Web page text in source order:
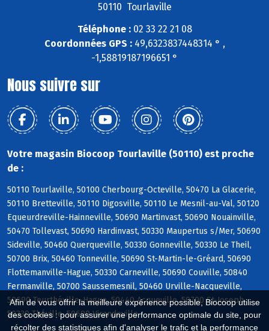
Afin de vous offrir la meilleure expérience possible, Biocoop utilise
des cookies : pour assurer une performance optimale du site, pour
récolter des statistiques afin d'analyser le trafic et la performance
50110 Tourlaville
Téléphone :02 33 22 21 08
Coordonnées GPS :49,6323837448314 ° ,
-1,58819187196651 °
Nous suivre sur
Votre magasin Biocoop Tourlaville (50110) est proche
de :
50110 Tourlaville, 50100 Cherbourg-Octeville, 50470 La Glacerie,
50110 Bretteville, 50110 Digosville, 50110 Le Mesnil-au-Val, 50120
Equeurdreville-Hainneville, 50690 Martinvast, 50690 Nouainville,
50470 Tollevast, 50690 Hardinvast, 50330 Maupertus s/Mer, 50690
Sideville, 50460 Querqueville, 50330 Gonneville, 50330 Le Theil,
50700 Brix, 50460 Tonneville, 50690 St-Martin-le-Gréard, 50690
Flottemanville-Hague, 50330 Carneville, 50690 Couville, 50840
Fermanville, 50700 Saussemesnil, 50460 Urville-Nacqueville,
50690 Teurthéville-Hague, 50440 Acqueville, 50700 St-Joseph,
50330 Théville, 50690 Virandeville